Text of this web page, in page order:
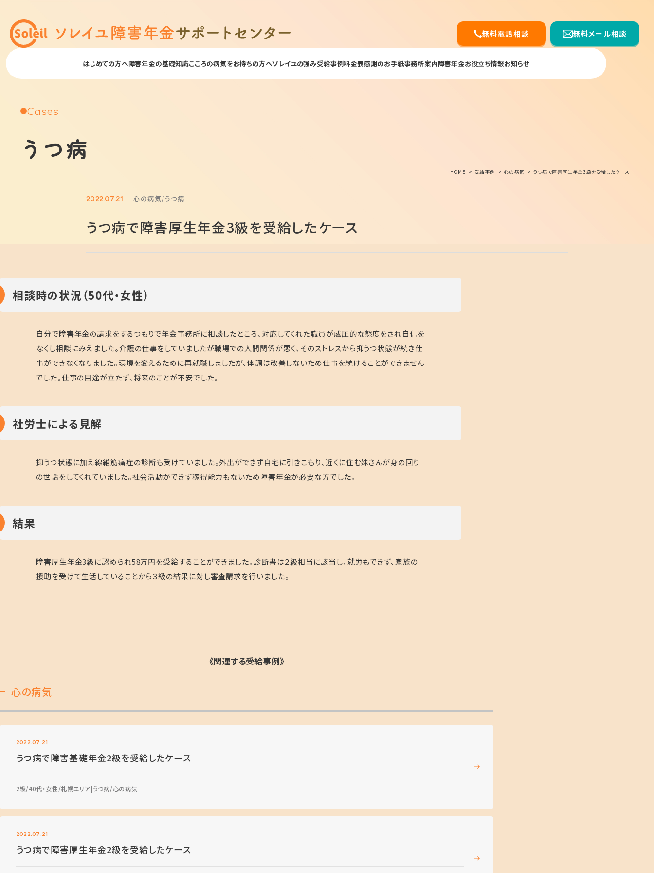
無料電話相談 無料メール相談
はじめての方へ障害年金の基礎知識こころの病気をお持ちの方へソレイユの強み受給事例料金表感謝のお手紙事務所案内障害年金お役立ち情報お知らせ
Cases
うつ病
HOME 受給事例 心の病気 うつ病で障害厚生年金3級を受給したケース
2022.07.21 心の病気 うつ病
うつ病で障害厚生年金3級を受給したケース
相談時の状況（50代・女性）
自分で障害年金の請求をするつもりで年金事務所に相談したところ、対応してくれた職員が威圧的な態度をされ自信を
なくし相談にみえました。介護の仕事をしていましたが職場での人間関係が悪く、そのストレスから抑うつ状態が続き仕
事ができなくなりました。環境を変えるために再就職しましたが、体調は改善しないため仕事を続けることができません
でした。仕事の目途が立たず、将来のことが不安でした。
社労士による見解
抑うつ状態に加え線維筋痛症の診断も受けていました。外出ができず自宅に引きこもり、近くに住む妹さんが身の回り
の世話をしてくれていました。社会活動ができず稼得能力もないため障害年金が必要な方でした。
結果
障害厚生年金3級に認められ58万円を受給することができました。診断書は２級相当に該当し、就労もできず、家族の
援助を受けて生活していることから３級の結果に対し審査請求を行いました。
《関連する受給事例》
心の病気
2022.07.21
うつ病で障害基礎年金2級を受給したケース
2級 40代・女性 札幌エリア うつ病 心の病気
2022.07.21
うつ病で障害厚生年金2級を受給したケース